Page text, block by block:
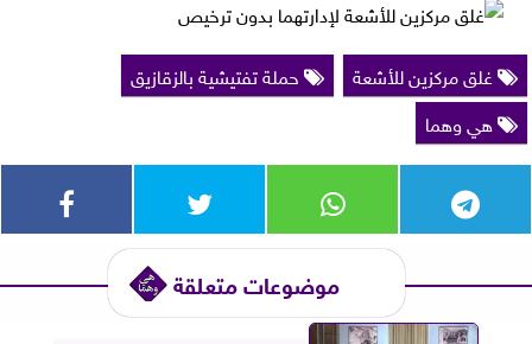
غلق مركزين للأشعة
حملة تفتيشية بالزقازيق
هي وهما
موضوعات متعلقة